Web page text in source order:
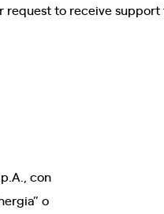
request to receive
con
o